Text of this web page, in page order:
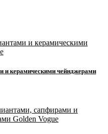
и керамическими чейнджерами